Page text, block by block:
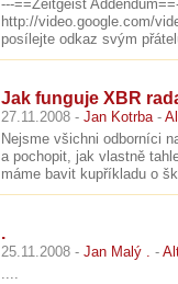
---==Zeitgeist
http://video.google.com/
posílejte odkaz svým
Jak funguje XBR
27.11.2008 - Jan Kotrba-
Nejsme všichni odborníci
a pochopit, jak vlastně
máme bavit kupříkladu o
.
25.11.2008 - Jan Malý . -
....